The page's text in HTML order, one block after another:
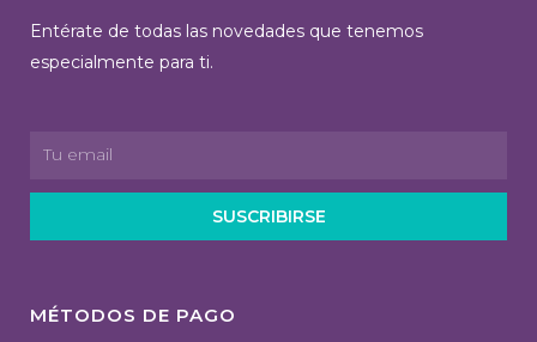
Entérate de todas las novedades que tenemos
especialmente para ti.
SUSCRIBIRSE
MÉTODOS DE PAGO